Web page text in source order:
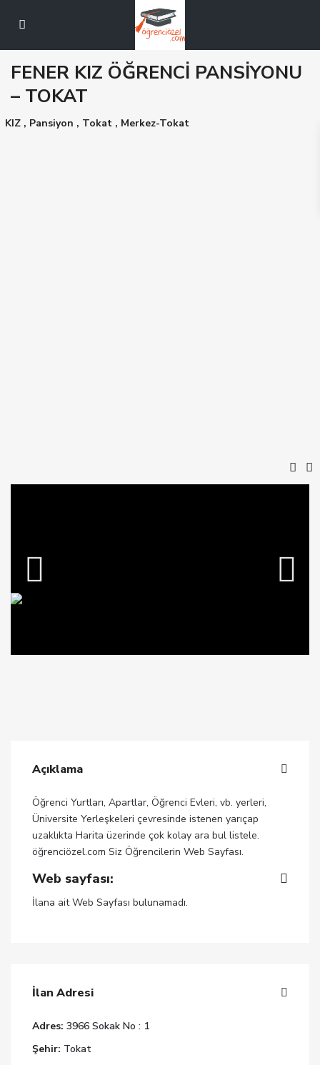
FENER KIZ ÖĞRENCİ PANSİYONU
– TOKAT
KIZ , Pansiyon , Tokat , Merkez-Tokat
Açıklama
Öğrenci Yurtları, Apartlar, Öğrenci Evleri, vb. yerleri,
Üniversite Yerleşkeleri çevresinde istenen yarıçap
uzaklıkta Harita üzerinde çok kolay ara bul listele.
öğrenciözel.com Siz Öğrencilerin Web Sayfası.
Web sayfası:
İlana ait Web Sayfası bulunamadı.
İlan Adresi
Adres: 3966 Sokak No : 1
Şehir: Tokat